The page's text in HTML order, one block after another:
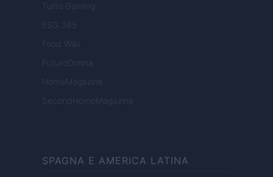
Tutto Gaming
ESG 365
Food Wiki
FuturoDonna
HomeMagazine
SecondHomeMagazine
SPAGNA E AMERICA LATINA